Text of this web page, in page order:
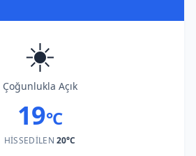
☀️
Çoğunlukla Açık
19°C
HISSEDILEN20°C